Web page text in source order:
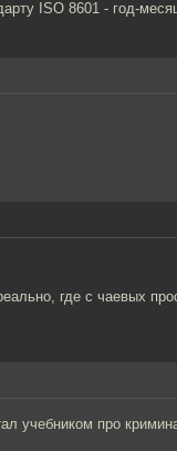
ISO 8601 - год-
где с чаевых
учебником про